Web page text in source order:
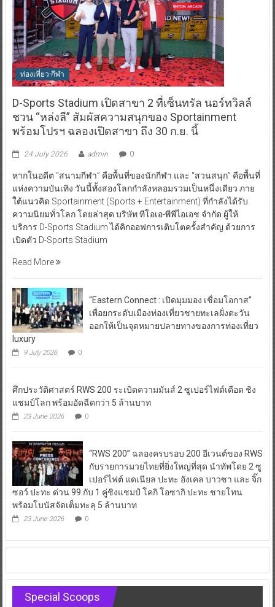
ท่องเที่ยว-กีฬา
D-Sports Stadium เปิดสาขา 2 ที่เซ็นทรัล นอร์ทวิลล์
พร้อมโปรฯ ฉลองเปิดสาขา ถึง 30 ก.ย. นี้
24 July 2026 admin 0
หากในอดีต “สนามกีฬา” คือพื้นที่ของนักกีฬา และ “สวนสนุก” คือพื้นที่
ใต้แนวคิด Sportainment (Sports + Entertainment) ที่กำลังได้รับ
ความนิยมทั่วโลก โดยล่าสุด บริษัท ทีโอเอ-พีพีไอเอช จำกัด ผู้ให้
บริการ D-Sports Stadium ได้คิกออฟการเติบโตครั้งสำคัญ ด้วยการ
เปิดตัว D-Sports Stadium
Read More
ออกให้เป็นจุดหมายปลายทางของการท่องเที่ยว
luxury
9 July 2026 0
23 June 2026 0
เปอร์ไฟต์ แดเนียล ปะทะ อังเคล บาวซา และ จิ๊ก
ซอว์ ปะทะ ด่วน 99 กับ 1 คู่ชิงแชมป์ โคกิ โอซากิ ปะทะ ชายโทน
พร้อมโบนัสจัดเต็มทะลุ 5 ล้านบาท
23 June 2026 0
Special Scoops